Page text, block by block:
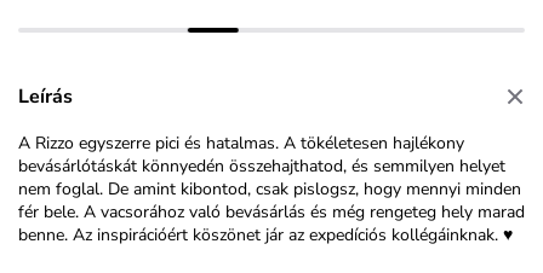
Leírás
A Rizzo egyszerre pici és hatalmas. A tökéletesen hajlékony
bevásárlótáskát könnyedén összehajthatod, és semmilyen helyet
nem foglal. De amint kibontod, csak pislogsz, hogy mennyi minden
fér bele. A vacsorához való bevásárlás és még rengeteg hely marad
benne. Az inspirációért köszönet jár az expedíciós kollégáinknak. ♥